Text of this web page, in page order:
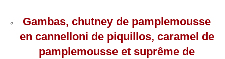
Gambas, chutney de pamplemousse
en cannelloni de piquillos, caramel de
pamplemousse et suprême de